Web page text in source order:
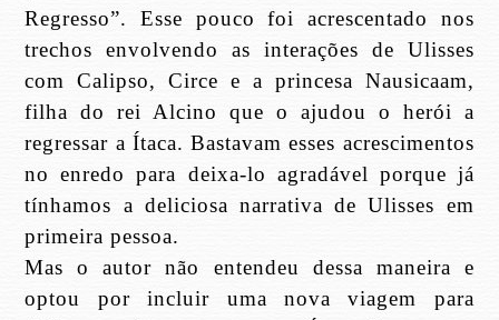
Regresso”. Esse pouco foi acrescentado nos
trechos envolvendo as interações de Ulisses
com Calipso, Circe e a princesa Nausicaam,
filha do rei Alcino que o ajudou o herói a
regressar a Ítaca. Bastavam esses acrescimentos
no enredo para deixa-lo agradável porque já
tínhamos a deliciosa narrativa de Ulisses em
primeira pessoa.
Mas o autor não entendeu dessa maneira e
optou por incluir uma nova viagem para